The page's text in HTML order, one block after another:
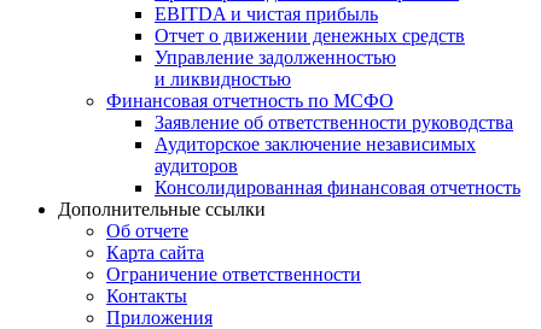
EBITDA и чистая прибыль
Отчет о движении денежных средств
Управление задолженностью
и ликвидностью
Финансовая отчетность по МСФО
Заявление об ответственности руководства
Аудиторское заключение независимых
аудиторов
Консолидированная финансовая отчетность
Дополнительные ссылки
Об отчете
Карта сайта
Ограничение ответственности
Контакты
Приложения